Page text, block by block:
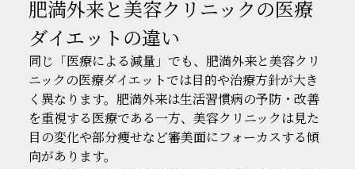
肥満外来と美容クリニックの医療
ダイエットの違い
同じ「医療による減量」でも、肥満外来と美容クリ
ニックの医療ダイエットでは目的や治療方針が大き
く異なります。肥満外来は生活習慣病の予防・改善
を重視する医療である一方、美容クリニックは見た
目の変化や部分痩せなど審美面にフォーカスする傾
向があります。